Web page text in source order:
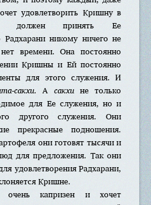
удовлетворить Кришну в
должен принять Ее
Радхарани никому ничего не
времени. Она постоянно
Кришны и Ей постоянно
для этого служения. И
сакхи. А сакхине только
для Ее служения, но и
другого служения. Они
прекрасные подношения.
они готовят тысячи и
для предложения. Так они
удовлетворения Радхарани,
Кришне.
очень капризен и хочет